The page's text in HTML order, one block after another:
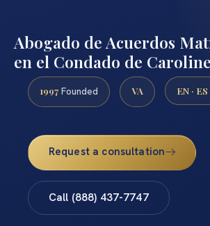
Abogado de Acuerdos
en el Condado de
1997 Founded VA EN · ES
Request a consultation
Call (888) 437-7747